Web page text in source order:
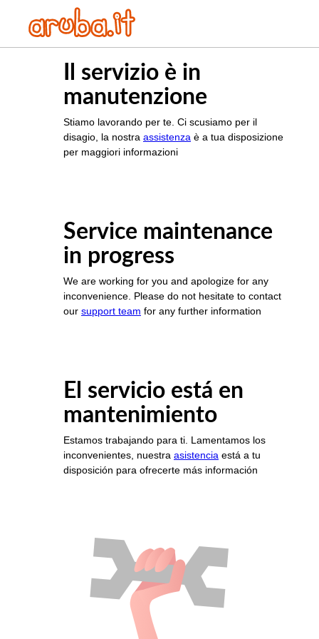
Il servizio è in
manutenzione
Stiamo lavorando per te. Ci scusiamo per il
disagio, la nostra assistenza è a tua disposizione
per maggiori informazioni
Service maintenance
in progress
We are working for you and apologize for any
inconvenience. Please do not hesitate to contact
our support team for any further information
El servicio está en
mantenimiento
Estamos trabajando para ti. Lamentamos los
inconvenientes, nuestra asistencia está a tu
disposición para ofrecerte más información